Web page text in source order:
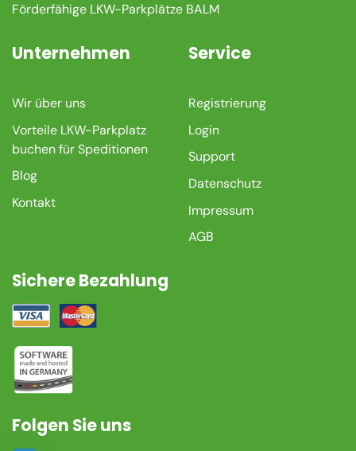
Förderfähige LKW-Parkplätze BALM
Unternehmen
Wir über uns
Vorteile LKW-Parkplatz
buchen für Speditionen
Blog
Kontakt
Service
Registrierung
Login
Support
Datenschutz
Impressum
AGB
Sichere Bezahlung
Folgen Sie uns